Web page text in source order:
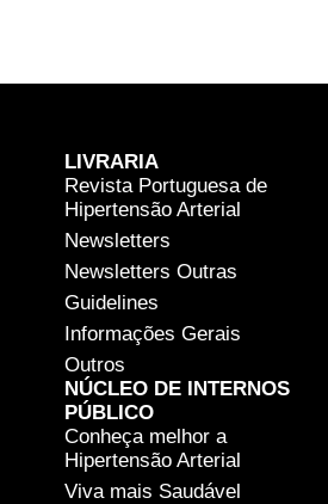
LIVRARIA
Revista Portuguesa de
Hipertensão Arterial
Newsletters
Newsletters Outras
Guidelines
Informações Gerais
Outros
NÚCLEO DE INTERNOS
PÚBLICO
Conheça melhor a
Hipertensão Arterial
Viva mais Saudável